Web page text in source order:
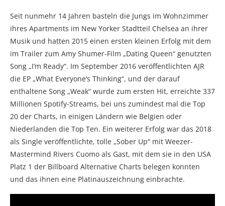
Seit nunmehr 14 Jahren basteln die Jungs im Wohnzimmer
ihres Apartments im New Yorker Stadtteil Chelsea an ihrer
Musik und hatten 2015 einen ersten kleinen Erfolg mit dem
im Trailer zum Amy Shumer-Film „Dating Queen“ genutzten
Song „I’m Ready“. Im September 2016 veröffentlichten AJR
die EP „What Everyone’s Thinking“, und der darauf
enthaltene Song „Weak“ wurde zum ersten Hit, erreichte 337
Millionen Spotify-Streams, bei uns zumindest mal die Top
20 der Charts, in einigen Ländern wie Belgien oder
Niederlanden die Top Ten. Ein weiterer Erfolg war das 2018
als Single veröffentlichte, tolle „Sober Up“ mit Weezer-
Mastermind Rivers Cuomo als Gast, mit dem sie in den USA
Platz 1 der Billboard Alternative Charts belegen konnten
und das ihnen eine Platinauszeichnung einbrachte.